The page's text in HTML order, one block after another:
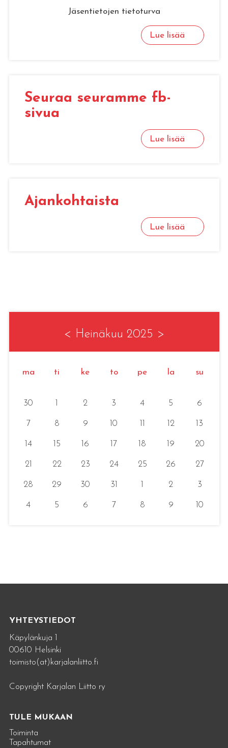
Jäsentietojen tietoturva
Lue lisää
Seu­raa seu­ram­me fb-
sivua
Lue lisää
Ajan­koh­tais­ta
Lue lisää
< Heinäkuu 2025 >
ma ti ke to pe la su
30 2 3 4 5 6
7 8 9 10 12 13
14 15 16 17 18 19 20
21 22 23 24 25 26 27
28 29 30 31 2 3
4 5 6 7 8 9 10
YHTEYSTIEDOT
Käpylänkuja 1
00610 Helsinki
toimisto(at)karjalanliitto.fi
Copyright Karjalan Liitto ry
TULE MUKAAN
Toiminta
Tapahtumat